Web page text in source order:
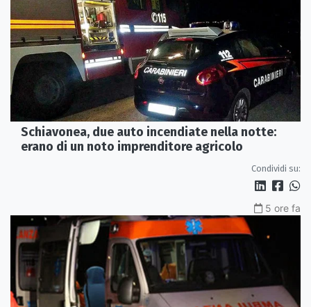
Schiavonea, due auto incendiate nella notte:
erano di un noto imprenditore agricolo
Condividi su:
5 ore fa